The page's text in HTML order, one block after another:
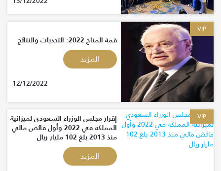
VIP
قمة المناخ 2022: التحديات والنتائج
المزيد
12/12/2022
VIP إقرار مجلس الوزراء السعودي لميزانية
المملكة في 2022 وأول فائض مالي
منذ 2013 بلغ 102 مليار ريال
المزيد